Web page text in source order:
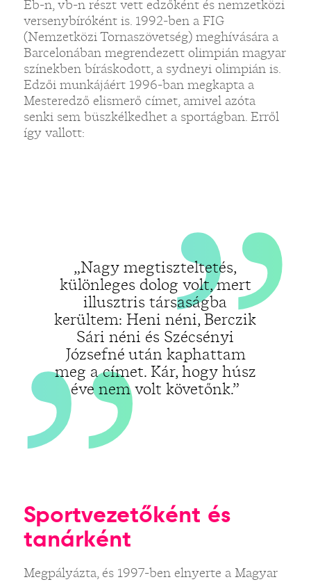
Eb-n, vb-n részt vett edzőként és nemzetközi
versenybíróként is. 1992-ben a FIG
(Nemzetközi Tornaszövetség) meghívására a
Barcelonában megrendezett olimpián magyar
színekben bíráskodott, a sydneyi olimpián is.
Edzői munkájáért 1996-ban megkapta a
Mesteredző elismerő címet, amivel azóta
senki sem büszkélkedhet a sportágban. Erről
így vallott:
„Nagy megtiszteltetés,
különleges dolog volt, mert
illusztris társaságba
kerültem: Heni néni, Berczik
Sári néni és Szécsényi
Józsefné után kaphattam
meg a címet. Kár, hogy húsz
éve nem volt követőnk.”
„„
Sportvezetőként és
tanárként
Megpályázta, és 1997-ben elnyerte a Magyar